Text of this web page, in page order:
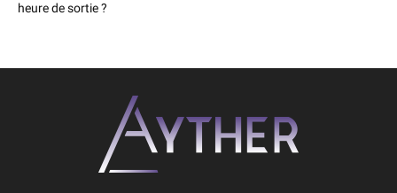
heure de sortie ?